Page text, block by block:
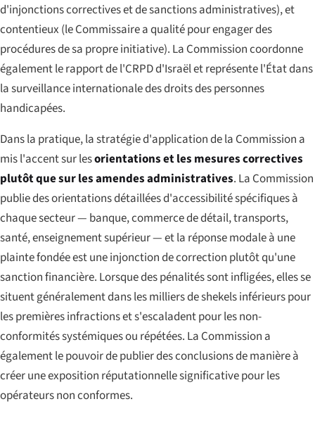
d'injonctions correctives et de sanctions administratives), et
contentieux (le Commissaire a qualité pour engager des
procédures de sa propre initiative). La Commission coordonne
également le rapport de l'CRPD d'Israël et représente l'État dans
la surveillance internationale des droits des personnes
handicapées.
Dans la pratique, la stratégie d'application de la Commission a
mis l'accent sur lesorientations et les mesures correctives
plutôt que sur les amendes administratives. La Commission
publie des orientations détaillées d'accessibilité spécifiques à
chaque secteur — banque, commerce de détail, transports,
santé, enseignement supérieur — et la réponse modale à une
plainte fondée est une injonction de correction plutôt qu'une
sanction financière. Lorsque des pénalités sont infligées, elles se
situent généralement dans les milliers de shekels inférieurs pour
les premières infractions et s'escaladent pour les non-
conformités systémiques ou répétées. La Commission a
également le pouvoir de publier des conclusions de manière à
créer une exposition réputationnelle significative pour les
opérateurs non conformes.